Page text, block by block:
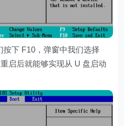
下 F10，弹窗中我们选择
启后就能够实现从 U 盘启动